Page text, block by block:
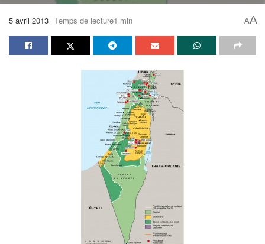
5 avril 2013 Temps de lecture1 min AA